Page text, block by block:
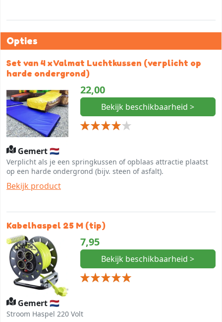
Opties
Set van 4 x Valmat Luchtkussen (verplicht op
harde ondergrond)
22,00
Bekijk beschikbaarheid >
Gemert 🇳🇱
Verplicht als je een springkussen of opblaas attractie plaatst
op een harde ondergrond (bijv. steen of asfalt).
Bekijk product
Kabelhaspel 25 M (tip)
7,95
Bekijk beschikbaarheid >
Gemert 🇳🇱
Stroom Haspel 220 Volt